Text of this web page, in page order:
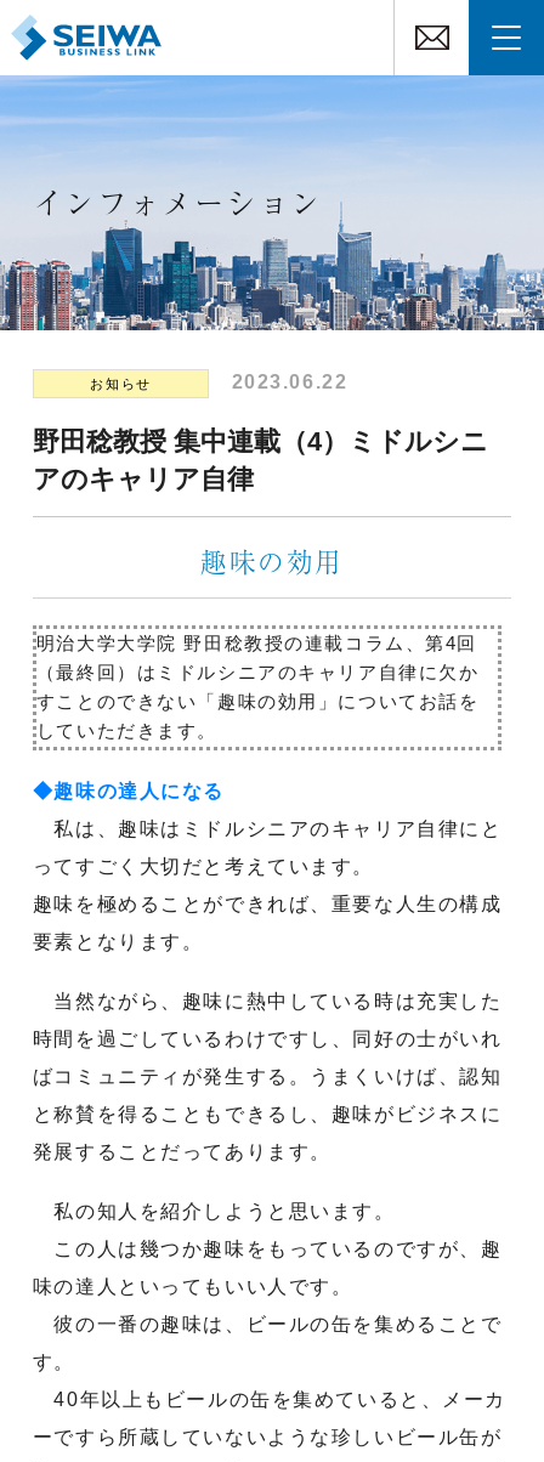
インフォメーション
お知らせ 2023.06.22
野田稔教授 集中連載（4）ミドルシニ
アのキャリア自律
趣味の効用
明治大学大学院 野田稔教授の連載コラム、第4回
（最終回）はミドルシニアのキャリア自律に欠か
すことのできない「趣味の効用」についてお話を
していただきます。
◆趣味の達人になる
私は、趣味はミドルシニアのキャリア自律にと
ってすごく大切だと考えています。
趣味を極めることができれば、重要な人生の構成
要素となります。
当然ながら、趣味に熱中している時は充実した
時間を過ごしているわけですし、同好の士がいれ
ばコミュニティが発生する。うまくいけば、認知
と称賛を得ることもできるし、趣味がビジネスに
発展することだってあります。
私の知人を紹介しようと思います。
この人は幾つか趣味をもっているのですが、趣
味の達人といってもいい人です。
彼の一番の趣味は、ビールの缶を集めることで
す。
40年以上もビールの缶を集めていると、メーカ
ーですら所蔵していないような珍しいビール缶が